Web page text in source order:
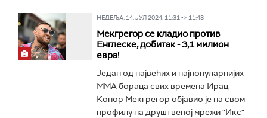
НЕДЕЉА, 14. ЈУЛ 2024, 11:31 -> 11:43
Мекгрегор се кладио против
Енглеске, добитак - 3,1 милион
евра!
Један од највећих и најпопуларнијих
ММА бораца свих времена Ирац
Конор Мекгрегор објавио је на свом
профилу на друштвеној мрежи "Икс"